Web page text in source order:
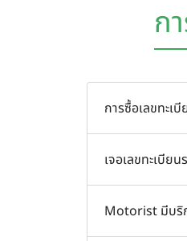
ก
การซื้อเลขทะเ
คุณควรจัดหาเ
เจอเลขทะเบีย
คลิกที่ปุ่ม "ซื้อเ
Motorist มีบริ